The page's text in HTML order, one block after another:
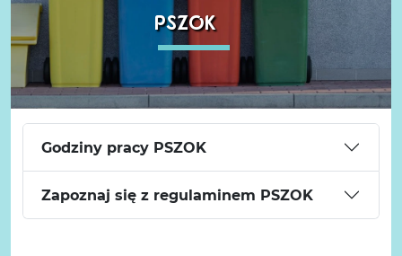
PSZOK
Godziny pracy PSZOK
Zapoznaj się z regulaminem PSZOK